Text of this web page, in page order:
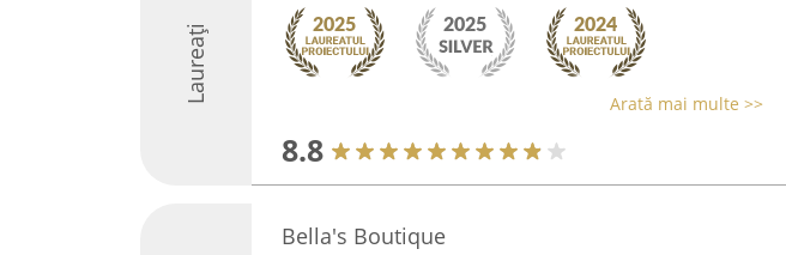
Laureați Arată mai multe >>
8.8
Bella's Boutique